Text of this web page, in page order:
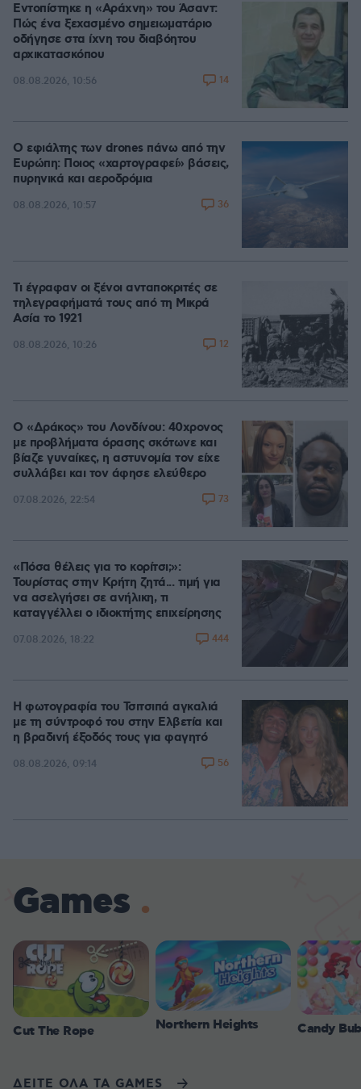
Εντοπίστηκε η «Αράχνη» του Άσαντ:
Πώς ένα ξεχασμένο σημειωματάριο
οδήγησε στα ίχνη του διαβόητου
αρχικατασκόπου
08.08.2026, 10:56 14
Ο εφιάλτης των drones πάνω από την
Ευρώπη: Ποιος «χαρτογραφεί» βάσεις,
πυρηνικά και αεροδρόμια
08.08.2026, 10:57 36
Τι έγραφαν οι ξένοι ανταποκριτές σε
τηλεγραφήματά τους από τη Μικρά
Ασία το 1921
08.08.2026, 10:26 12
Ο «Δράκος» του Λονδίνου: 40χρονος
με προβλήματα όρασης σκότωνε και
βίαζε γυναίκες, η αστυνομία τον είχε
συλλάβει και τον άφησε ελεύθερο
07.08.2026, 22:54 73
«Πόσα θέλεις για το κορίτσι;»:
Τουρίστας στην Κρήτη ζητά... τιμή για
να ασελγήσει σε ανήλικη, τι
καταγγέλλει ο ιδιοκτήτης επιχείρησης
07.08.2026, 18:22 444
Η φωτογραφία του Τσιτσιπά αγκαλιά
με τη σύντροφό του στην Ελβετία και
η βραδινή έξοδός τους για φαγητό
08.08.2026, 09:14 56
Games
Cut The Rope Northern Heights Candy
ΔΕΙΤΕ ΟΛΑ ΤΑ GAMES